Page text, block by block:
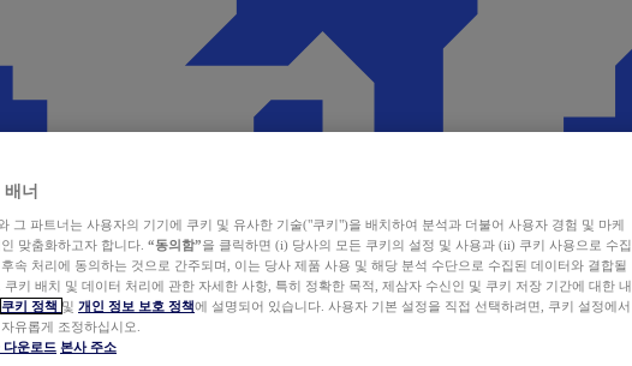
너
그 파트너는 사용자의 기기에 쿠키 및 유사한 기술("쿠키")을 배치하여 분석과 더불어 사용자 경험 및 마케
맞춤화하고자 합니다. “동의함”을 클릭하면 (i) 당사의 모든 쿠키의 설정 및 사용과 (ii) 쿠키 사용으로 수집
속 처리에 동의하는 것으로 간주되며, 이는 당사 제품 사용 및 해당 분석 수단으로 수집된 데이터와 결합될
쿠키 배치 및 데이터 처리에 관한 자세한 사항, 특히 정확한 목적, 제삼자 수신인 및 쿠키 저장 기간에 대한 내
쿠키 정책 및 개인 정보 보호 정책에 설명되어 있습니다. 사용자 기본 설정을 직접 선택하려면, 쿠키 설정에서
유롭게 조정하십시오.
다운로드 본사 주소